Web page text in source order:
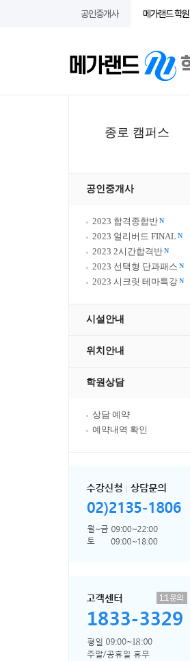
공인중개사 메가랜드 학원
종로 캠퍼스
공인중개사
2023 합격종합반N
2023 얼리버드 FINAL N
2023 2시간합격반N
2023 선택형 단과패스 N
2023 시크릿 테마특강N
시설안내
위치안내
학원상담
상담 예약
예약내역 확인